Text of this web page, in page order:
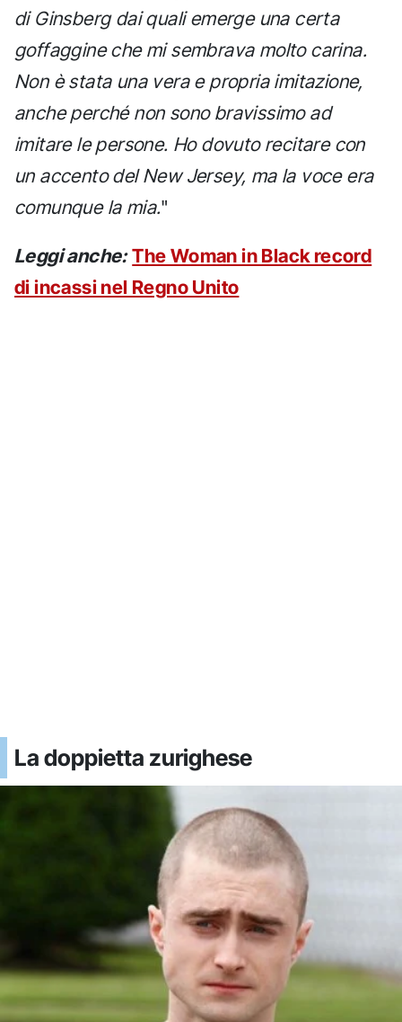
di Ginsberg dai quali emerge una certa
goffaggine che mi sembrava molto carina.
Non è stata una vera e propria imitazione,
anche perché non sono bravissimo ad
imitare le persone. Ho dovuto recitare con
un accento del New Jersey, ma la voce era
comunque la mia."
Leggi anche: The Woman in Black record
di incassi nel Regno Unito
La doppietta zurighese